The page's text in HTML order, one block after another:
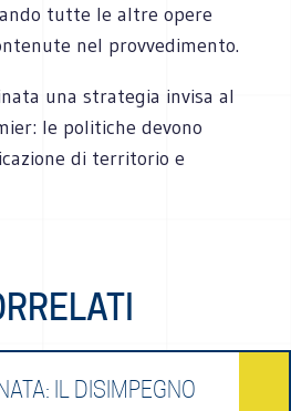
tutte le altre opere
nel provvedimento.
una stra­te­gia invisa al
le poli­ti­che devono
di ter­ri­to­rio e
IL DISIMPEGNO